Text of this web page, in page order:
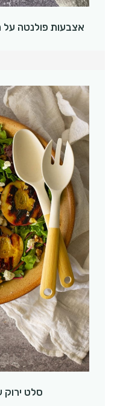
אצבעות פולנטה על
סלט ירוק